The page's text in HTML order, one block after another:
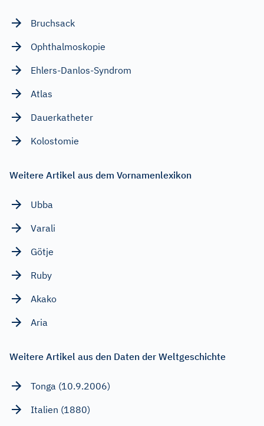
Bruchsack
Ophthalmoskopie
Ehlers-Danlos-Syndrom
Atlas
Dauerkatheter
Kolostomie
Weitere Artikel aus dem Vornamenlexikon
Ubba
Varali
Götje
Ruby
Akako
Aria
Weitere Artikel aus den Daten der Weltgeschichte
Tonga (10.9.2006)
Italien (1880)